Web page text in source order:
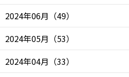
2024年06月 （49）
2024年05月 （53）
2024年04月 （33）